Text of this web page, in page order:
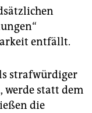
entfällt.
strafwürdiger
werde statt dem
die